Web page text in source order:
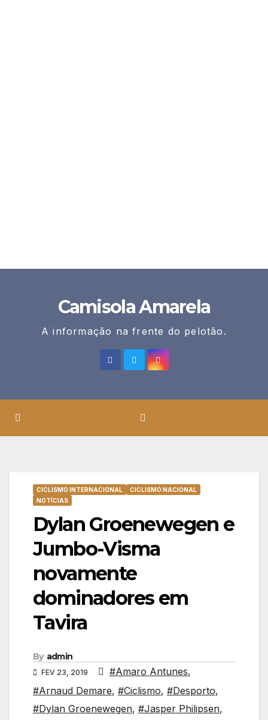
Camisola Amarela
A informação na frente do pelotão.
CICLISMO INTERNACIONAL
CICLISMO NACIONAL
NOTÍCIAS
Dylan Groenewegen e
Jumbo-Visma
novamente
dominadores em
Tavira
By admin
FEV 23, 2019 #Amaro Antunes,
#Arnaud Demare, #Ciclismo, #Desporto,
#Dylan Groenewegen, #Jasper Philipsen,